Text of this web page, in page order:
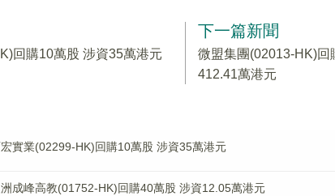
回購10萬股 涉資35萬港元
下一篇新聞
微盟集團(02013-HK)回
412.41萬港元
實業(02299-HK)回購10萬股 涉資35萬港元
成峰高教(01752-HK)回購40萬股 涉資12.05萬港元